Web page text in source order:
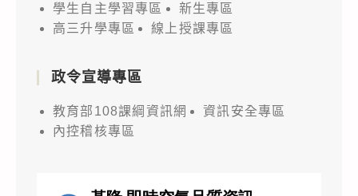
學生自主學習專區
新生專區
高三升學專區
線上授課專區
政令宣導專區
教育部108課綱資訊網
資訊安全專區
內控稽核專區